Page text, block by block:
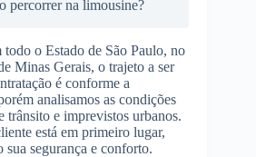
percorrer na limousine?
todo o Estado de São Paulo, no
Minas Gerais, o trajeto a ser
é conforme a
analisamos as condições
trânsito e imprevistos urbanos.
está em primeiro lugar,
sua segurança e conforto.